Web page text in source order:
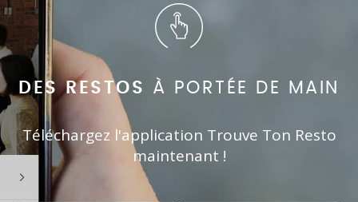
DES RESTOS À PORTÉE DE MAIN
Téléchargez l'application Trouve Ton Resto
maintenant !